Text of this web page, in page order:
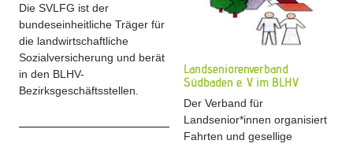
Die SVLFG ist der
bundeseinheitliche Träger für
die landwirtschaftliche
Sozialversicherung und berät
in den BLHV-
Bezirksgeschäftsstellen.
Landseniorenverband
Südbaden e. V. im BLHV
Der Verband für
Landsenior*innen organisiert
Fahrten und gesellige